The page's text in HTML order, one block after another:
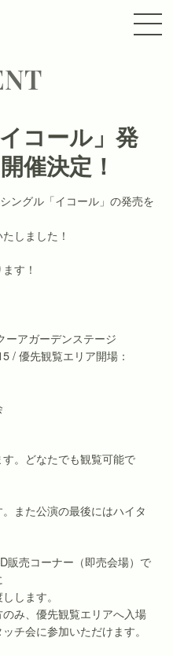
コール」発
催決定！
ングル「イコール」の発売を
しました！
す！
ーアガーデンステージ
/ 優先観覧エリア開場：
。どなたでも観覧可能で
また公演の最後にはハイタ
販売コーナー（即売会場）で
します。
のみ、優先観覧エリアへ入場
チ会に参加いただけます。